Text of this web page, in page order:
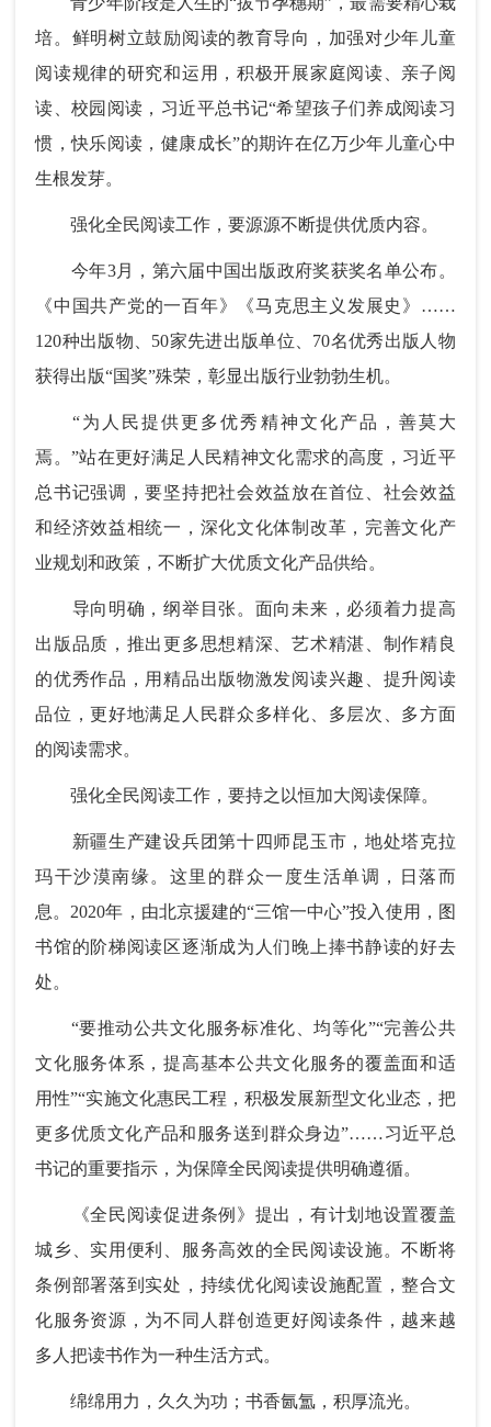
培。鲜明树立鼓励阅读的教育导向，加强对少年儿童
阅读规律的研究和运用，积极开展家庭阅读、亲子阅
读、校园阅读，习近平总书记“希望孩子们养成阅读习
惯，快乐阅读，健康成长”的期许在亿万少年儿童心中
生根发芽。
强化全民阅读工作，要源源不断提供优质内容。
今年3月，第六届中国出版政府奖获奖名单公布。
《中国共产党的一百年》《马克思主义发展史》……
120种出版物、50家先进出版单位、70名优秀出版人物
获得出版“国奖”殊荣，彰显出版行业勃勃生机。
“为人民提供更多优秀精神文化产品，善莫大
焉。”站在更好满足人民精神文化需求的高度，习近平
总书记强调，要坚持把社会效益放在首位、社会效益
和经济效益相统一，深化文化体制改革，完善文化产
业规划和政策，不断扩大优质文化产品供给。
导向明确，纲举目张。面向未来，必须着力提高
出版品质，推出更多思想精深、艺术精湛、制作精良
的优秀作品，用精品出版物激发阅读兴趣、提升阅读
品位，更好地满足人民群众多样化、多层次、多方面
的阅读需求。
强化全民阅读工作，要持之以恒加大阅读保障。
新疆生产建设兵团第十四师昆玉市，地处塔克拉
玛干沙漠南缘。这里的群众一度生活单调，日落而
息。2020年，由北京援建的“三馆一中心”投入使用，图
书馆的阶梯阅读区逐渐成为人们晚上捧书静读的好去
处。
“要推动公共文化服务标准化、均等化”“完善公共
文化服务体系，提高基本公共文化服务的覆盖面和适
用性”“实施文化惠民工程，积极发展新型文化业态，把
更多优质文化产品和服务送到群众身边”……习近平总
书记的重要指示，为保障全民阅读提供明确遵循。
《全民阅读促进条例》提出，有计划地设置覆盖
城乡、实用便利、服务高效的全民阅读设施。不断将
条例部署落到实处，持续优化阅读设施配置，整合文
化服务资源，为不同人群创造更好阅读条件，越来越
多人把读书作为一种生活方式。
绵绵用力，久久为功；书香氤氲，积厚流光。